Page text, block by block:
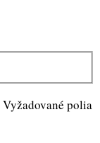
Vyžadované polia